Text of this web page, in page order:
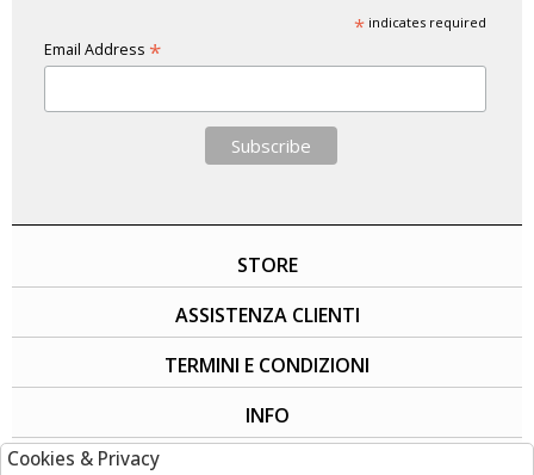
*indicates required
Email Address *
STORE
ASSISTENZA CLIENTI
TERMINI E CONDIZIONI
INFO
Cookies & Privacy